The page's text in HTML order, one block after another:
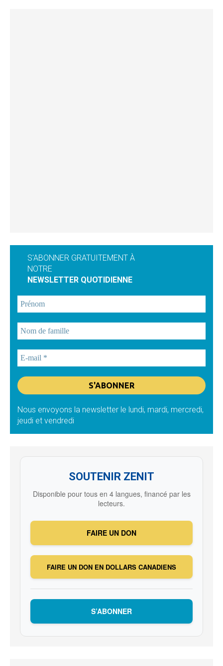
S'ABONNER GRATUITEMENT À
NOTRE
NEWSLETTER QUOTIDIENNE
Nous envoyons la newsletter le lundi, mardi, mercredi,
jeudi et vendredi
SOUTENIR ZENIT
Disponible pour tous en 4 langues, financé par les
lecteurs.
FAIRE UN DON
FAIRE UN DON EN DOLLARS CANADIENS
S’ABONNER